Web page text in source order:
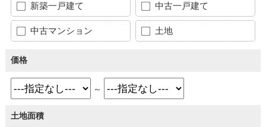
新築一戸建て 中古一戸建て
中古マンション 土地
価格
～
土地面積